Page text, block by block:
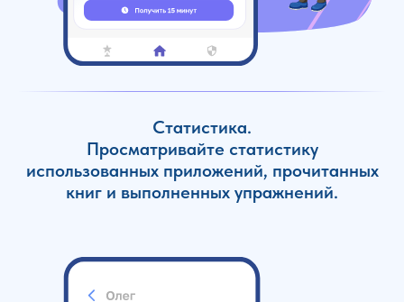
Статистика.
Просматривайте статистику
использованных приложений, прочитанных
книг и выполненных упражнений.